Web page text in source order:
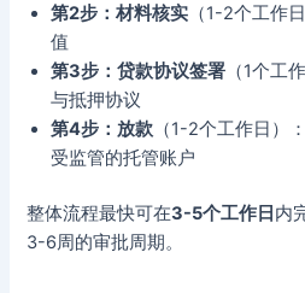
第2步：材料核实 （1-2个工作
值
第3步：贷款协议签署 （1个工
与抵押协议
第4步：放款 （1-2个工作日）
受监管的托管账户
整体流程最快可在3-5个工作日 内
3-6周的审批周期。